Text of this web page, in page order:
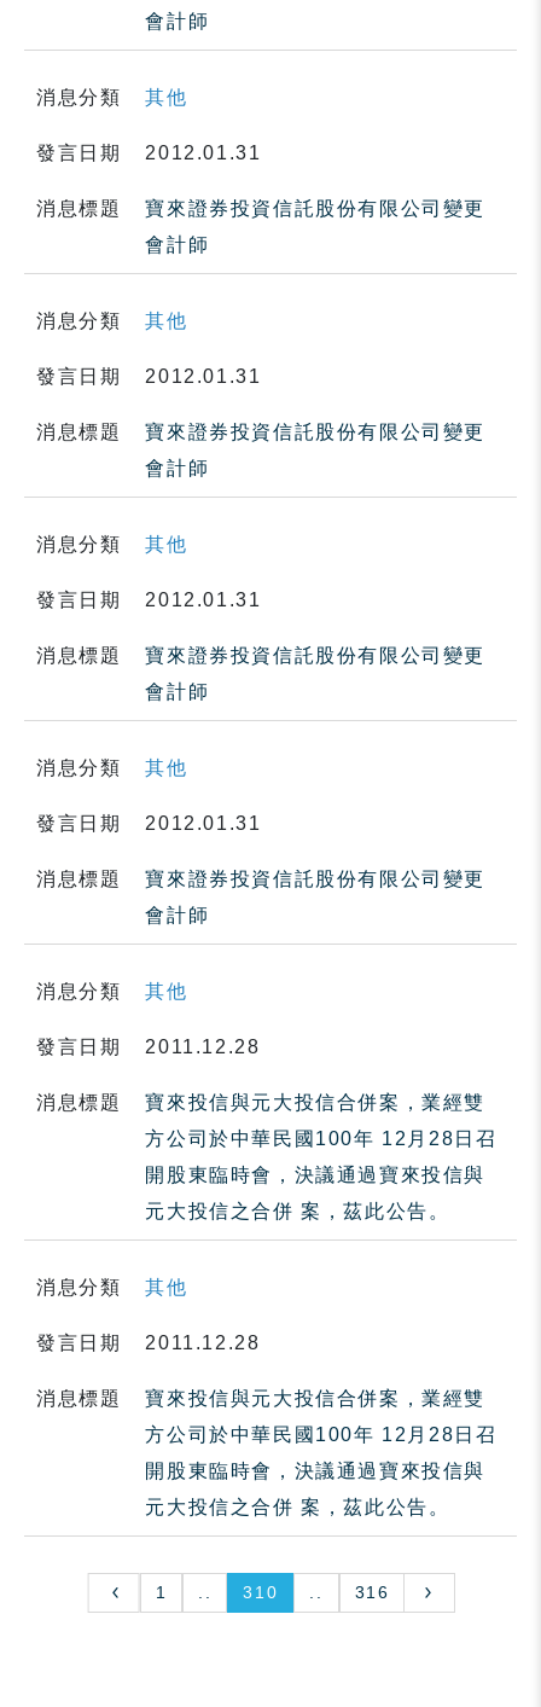
會計師
消息分類 其他
發言日期 2012.01.31
消息標題
寶來證券投資信託股份有限公司變更
會計師
消息分類 其他
發言日期 2012.01.31
消息標題
寶來證券投資信託股份有限公司變更
會計師
消息分類 其他
發言日期 2012.01.31
消息標題
寶來證券投資信託股份有限公司變更
會計師
消息分類 其他
發言日期 2012.01.31
消息標題
寶來證券投資信託股份有限公司變更
會計師
消息分類 其他
發言日期 2011.12.28
消息標題
寶來投信與元大投信合併案，業經雙
方公司於中華民國100年 12月28日召
開股東臨時會，決議通過寶來投信與
元大投信之合併 案，茲此公告。
消息分類 其他
發言日期 2011.12.28
消息標題
寶來投信與元大投信合併案，業經雙
方公司於中華民國100年 12月28日召
開股東臨時會，決議通過寶來投信與
元大投信之合併 案，茲此公告。
1 310 316